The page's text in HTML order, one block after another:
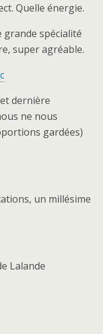
Quelle énergie.
grande spécialité
super agréable.
dernière
ne nous
gardées)
un millésime
Lalande